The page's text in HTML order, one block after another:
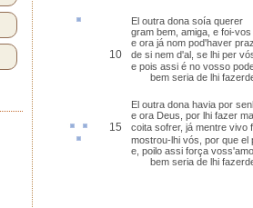
El outra dona soía querer
gram bem, amiga, e foi-
e ora já nom pod'haver
10
de si nem d'al, se lhi per
e pois assi é no vosso
bem seria de lhi
El outra dona havia por
e ora Deus, por lhi fazer
15 coita sofrer, já mentre vivo
mostrou-lhi vós, por que el
e, poilo assi força
bem seria de lhi